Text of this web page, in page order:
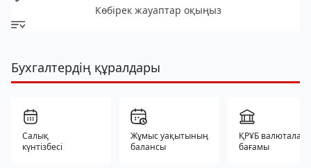
Көбірек жауаптар оқыңыз
Бухгалтердің құралдары
Салық
күнтізбесі
Жұмыс уақытының
балансы
ҚРҰБ валюталар
бағамы